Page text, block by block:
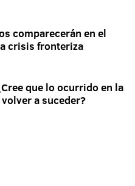
comparecerán en el
crisis fronteriza
que lo ocurrido en la
a suceder?